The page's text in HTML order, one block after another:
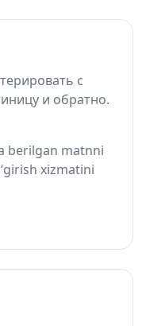
с
и обратно.
berilgan matnni
xizmatini